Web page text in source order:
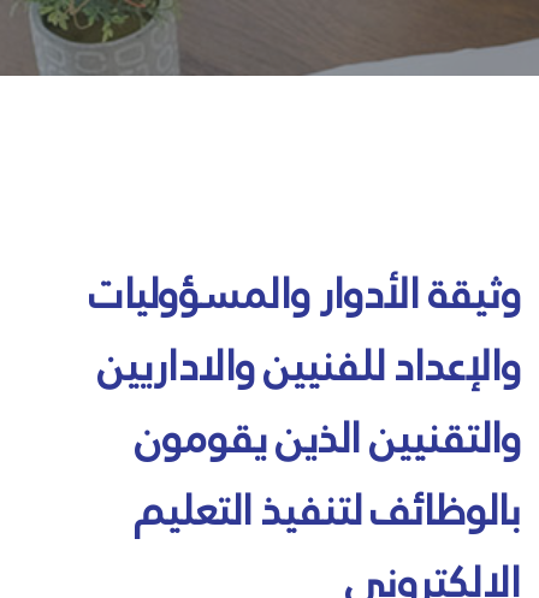
وثيقة الأدوار والمسؤوليات
والإعداد للفنيين والاداريين
والتقنيين الذين يقومون
بالوظائف لتنفيذ التعليم
الالكتروني